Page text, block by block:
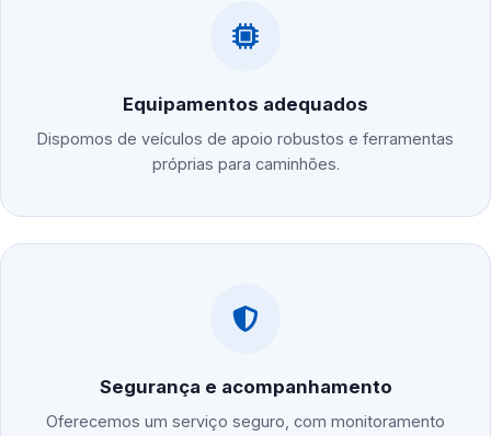
Equipamentos adequados
Dispomos de veículos de apoio robustos e ferramentas
próprias para caminhões.
Segurança e acompanhamento
Oferecemos um serviço seguro, com monitoramento